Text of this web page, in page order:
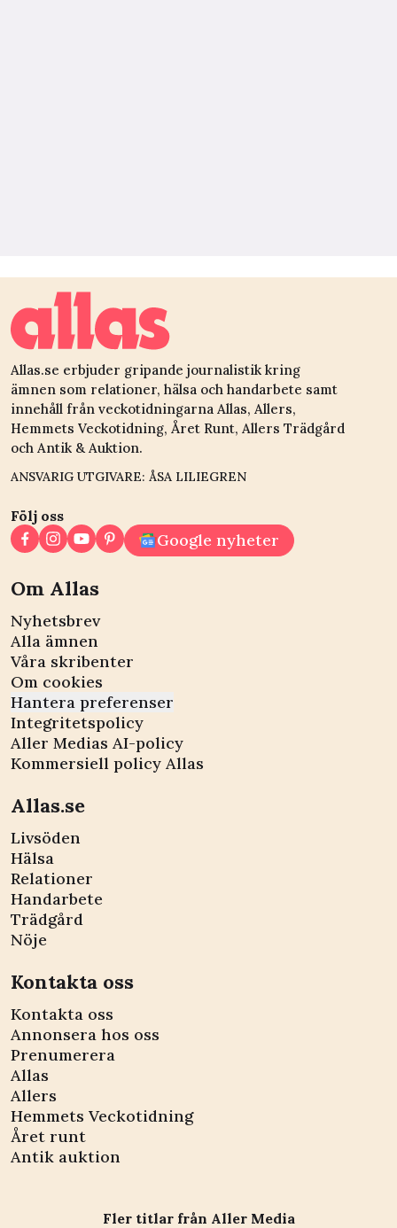
Allas.se erbjuder gripande journalistik kring
ämnen som relationer, hälsa och handarbete samt
innehåll från veckotidningarna Allas, Allers,
Hemmets Veckotidning, Året Runt, Allers Trädgård
och Antik & Auktion.
ANSVARIG UTGIVARE: ÅSA LILIEGREN
Följ oss
Google nyheter
Om Allas
Nyhetsbrev
Alla ämnen
Våra skribenter
Om cookies
Hantera preferenser
Integritetspolicy
Aller Medias AI-policy
Kommersiell policy Allas
Allas.se
Livsöden
Hälsa
Relationer
Handarbete
Trädgård
Nöje
Kontakta oss
Kontakta oss
Annonsera hos oss
Prenumerera
Allas
Allers
Hemmets Veckotidning
Året runt
Antik auktion
Fler titlar från Aller Media